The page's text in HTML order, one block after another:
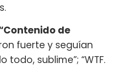
de
fuerte y seguían
todo, sublime”; “WTF.